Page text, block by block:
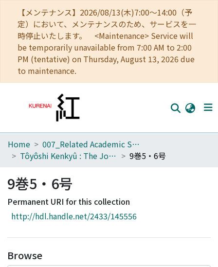
【メンテナンス】2026/08/13(木)7:00～14:00（予
定）において、メンテナンスのため、サービスを一
時停止いたします。 <Maintenance> Service will
be temporarily unavailable from 7:00 AM to 2:00
PM (tentative) on Thursday, August 13, 2026 due
to maintenance.
Home
Browse
Download Ranking
Access Statistics
Home
007_Related Academic Societies
Tôyôshi Kenkyû : The Journal of Oriental Researches
9巻5・6号
9巻5・6号
Permanent URI for this collection
http://hdl.handle.net/2433/145556
Browse